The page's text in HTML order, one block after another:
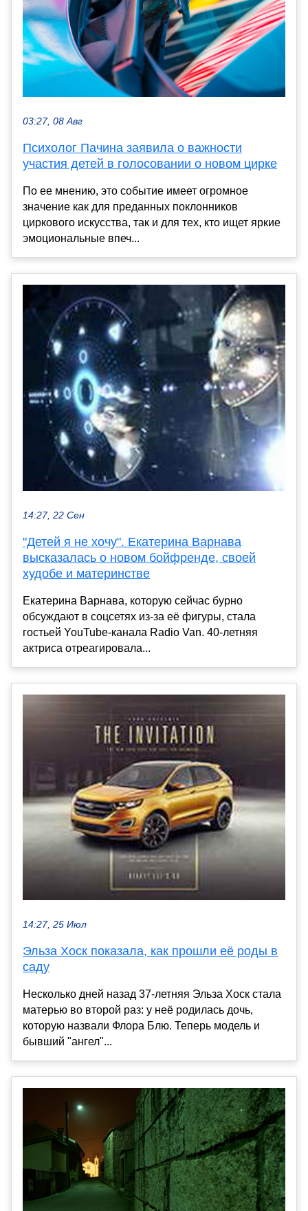
03:27, 08 Авг
Психолог Пачина заявила о важности
участия детей в голосовании о новом цирке
По ее мнению, это событие имеет огромное
значение как для преданных поклонников
циркового искусства, так и для тех, кто ищет яркие
эмоциональные впеч...
14:27, 22 Сен
"Детей я не хочу". Екатерина Варнава
высказалась о новом бойфренде, своей
худобе и материнстве
Екатерина Варнава, которую сейчас бурно
обсуждают в соцсетях из-за её фигуры, стала
гостьей YouTube-канала Radio Van. 40-летняя
актриса отреагировала...
14:27, 25 Июл
Эльза Хоск показала, как прошли её роды в
саду
Несколько дней назад 37-летняя Эльза Хоск стала
матерью во второй раз: у неё родилась дочь,
которую назвали Флора Блю. Теперь модель и
бывший "ангел"...